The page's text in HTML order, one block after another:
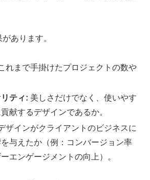
あります。
れまで手掛けたプロジェクトの数や
ティ: 美しさだけでなく、使いやす
献するデザインであるか。
ザインがクライアントのビジネスに
与えたか（例：コンバージョン率
エンゲージメントの向上）。